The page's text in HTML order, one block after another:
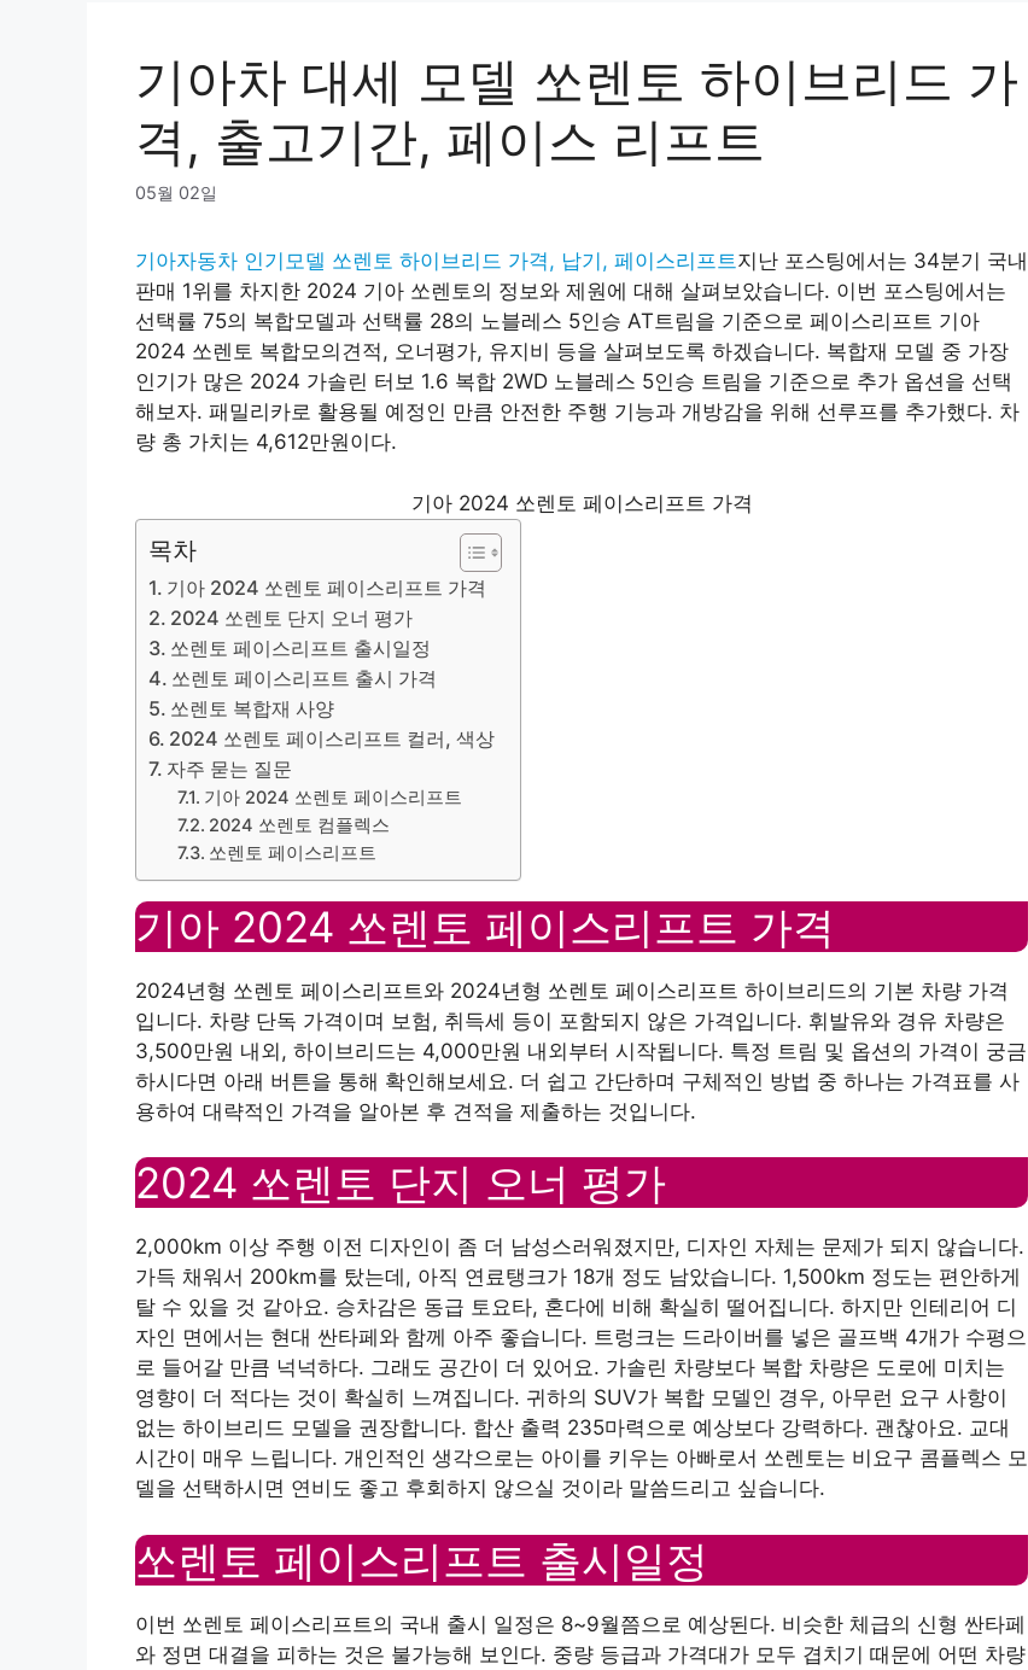
기아차 대세 모델 쏘렌토 하이브리드 가
격, 출고기간, 페이스 리프트
05월 02일
기아자동차 인기모델 쏘렌토 하이브리드 가격, 납기, 페이스리프트지난 포스팅에서는 34분기 국내
판매 1위를 차지한 2024 기아 쏘렌토의 정보와 제원에 대해 살펴보았습니다. 이번 포스팅에서는
선택률 75의 복합모델과 선택률 28의 노블레스 5인승 AT트림을 기준으로 페이스리프트 기아
2024 쏘렌토 복합모의견적, 오너평가, 유지비 등을 살펴보도록 하겠습니다. 복합재 모델 중 가장
인기가 많은 2024 가솔린 터보 1.6 복합 2WD 노블레스 5인승 트림을 기준으로 추가 옵션을 선택
해보자. 패밀리카로 활용될 예정인 만큼 안전한 주행 기능과 개방감을 위해 선루프를 추가했다. 차
량 총 가치는 4,612만원이다.
기아 2024 쏘렌토 페이스리프트 가격
목차
기아 2024 쏘렌토 페이스리프트 가격
2024 쏘렌토 단지 오너 평가
쏘렌토 페이스리프트 출시일정
쏘렌토 페이스리프트 출시 가격
쏘렌토 복합재 사양
2024 쏘렌토 페이스리프트 컬러, 색상
자주 묻는 질문
기아 2024 쏘렌토 페이스리프트
2024 쏘렌토 컴플렉스
쏘렌토 페이스리프트
기아 2024 쏘렌토 페이스리프트 가격
2024년형 쏘렌토 페이스리프트와 2024년형 쏘렌토 페이스리프트 하이브리드의 기본 차량 가격
입니다. 차량 단독 가격이며 보험, 취득세 등이 포함되지 않은 가격입니다. 휘발유와 경유 차량은
3,500만원 내외, 하이브리드는 4,000만원 내외부터 시작됩니다. 특정 트림 및 옵션의 가격이 궁금
하시다면 아래 버튼을 통해 확인해보세요. 더 쉽고 간단하며 구체적인 방법 중 하나는 가격표를 사
용하여 대략적인 가격을 알아본 후 견적을 제출하는 것입니다.
2024 쏘렌토 단지 오너 평가
2,000km 이상 주행 이전 디자인이 좀 더 남성스러워졌지만, 디자인 자체는 문제가 되지 않습니다.
가득 채워서 200km를 탔는데, 아직 연료탱크가 18개 정도 남았습니다. 1,500km 정도는 편안하게
탈 수 있을 것 같아요. 승차감은 동급 토요타, 혼다에 비해 확실히 떨어집니다. 하지만 인테리어 디
자인 면에서는 현대 싼타페와 함께 아주 좋습니다. 트렁크는 드라이버를 넣은 골프백 4개가 수평으
로 들어갈 만큼 넉넉하다. 그래도 공간이 더 있어요. 가솔린 차량보다 복합 차량은 도로에 미치는
영향이 더 적다는 것이 확실히 느껴집니다. 귀하의 SUV가 복합 모델인 경우, 아무런 요구 사항이
없는 하이브리드 모델을 권장합니다. 합산 출력 235마력으로 예상보다 강력하다. 괜찮아요. 교대
시간이 매우 느립니다. 개인적인 생각으로는 아이를 키우는 아빠로서 쏘렌토는 비요구 콤플렉스 모
델을 선택하시면 연비도 좋고 후회하지 않으실 것이라 말씀드리고 싶습니다.
쏘렌토 페이스리프트 출시일정
이번 쏘렌토 페이스리프트의 국내 출시 일정은 8~9월쯤으로 예상된다. 비슷한 체급의 신형 싼타페
와 정면 대결을 피하는 것은 불가능해 보인다. 중량 등급과 가격대가 모두 겹치기 때문에 어떤 차량